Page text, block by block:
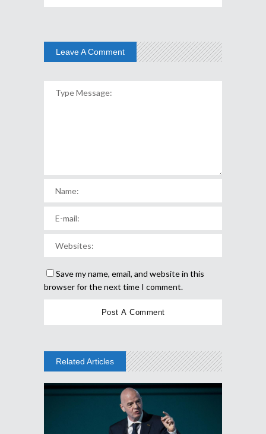
Leave A Comment
Save my name, email, and website in this
browser for the next time I comment.
Related Articles